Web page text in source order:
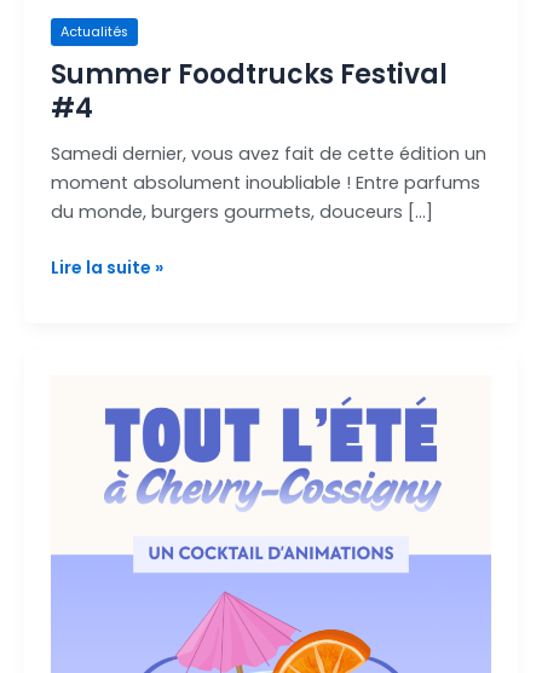
Actualités
Summer Foodtrucks Festival
#4
Samedi dernier, vous avez fait de cette édition un
moment absolument inoubliable ! Entre parfums
du monde, burgers gourmets, douceurs […]
Lire la suite »
programme